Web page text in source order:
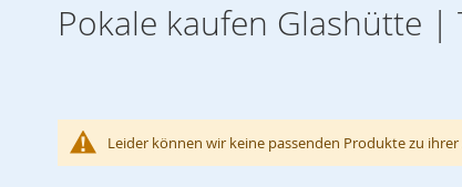
Pokale kaufen Glashütte
Leider können wir keine passenden Produkte zu